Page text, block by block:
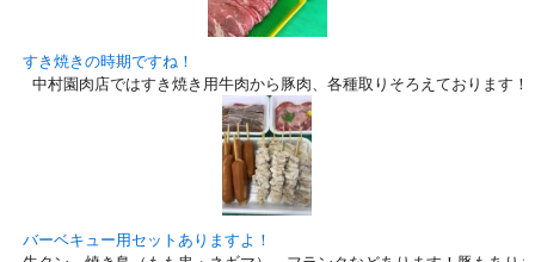
すき焼きの時期ですね！
中村園肉店ではすき焼き用牛肉から豚肉、各種取りそろえております！
バーベキュー用セットありますよ！